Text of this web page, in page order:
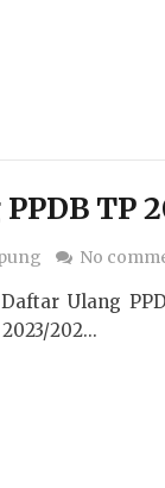
TP
No
Ulang
202...